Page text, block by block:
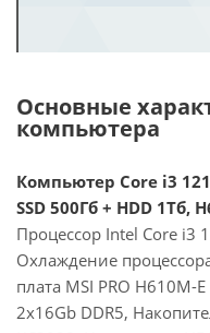
Основные
компьютера
Компьютер Core i3
SSD 500Гб + HDD 1Тб,
Процессор Intel Core i3
Охлаждение
плата MSI PRO H610M-
2x16Gb DDR5,